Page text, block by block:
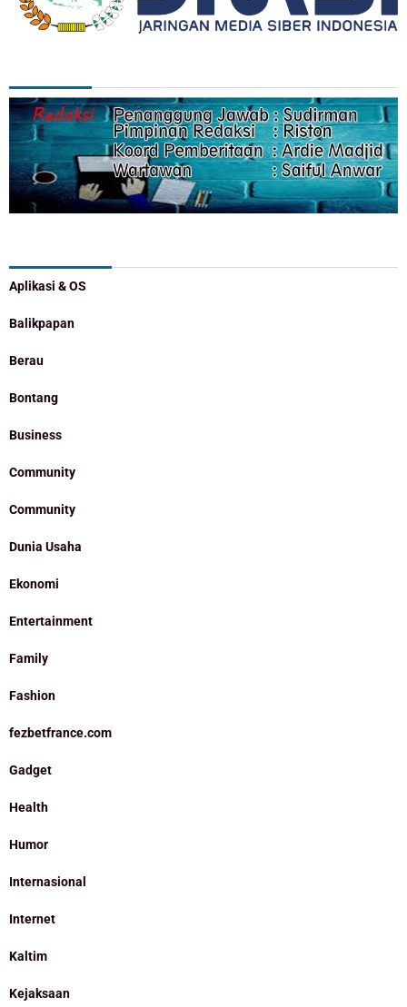
Aplikasi & OS
Balikpapan
Berau
Bontang
Business
Community
Community
Dunia Usaha
Ekonomi
Entertainment
Family
Fashion
fezbetfrance.com
Gadget
Health
Humor
Internasional
Internet
Kaltim
Kejaksaan